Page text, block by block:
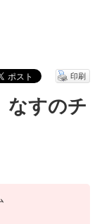
なすのチ
印刷